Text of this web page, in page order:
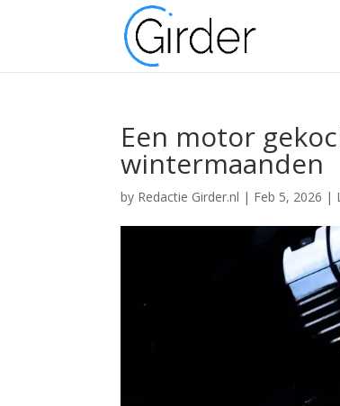
Een motor
wintermaanden
by Redactie Girder.nl | Feb 5, 2026 |